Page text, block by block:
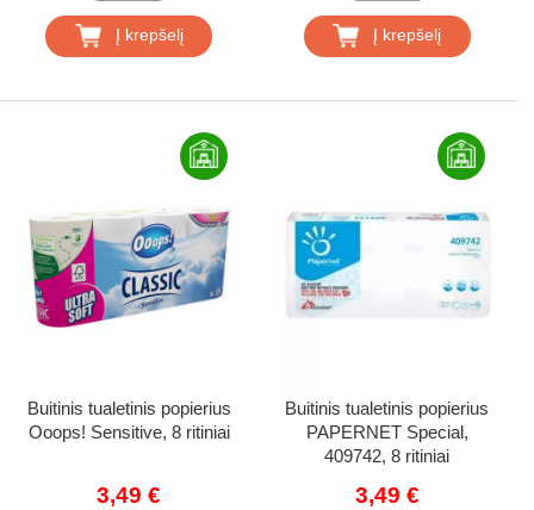
Į krepšelį Į krepšelį
Buitinis tualetinis popierius
Ooops! Sensitive, 8 ritiniai
3,49 €
Buitinis tualetinis popierius
PAPERNET Special,
409742, 8 ritiniai
3,49 €